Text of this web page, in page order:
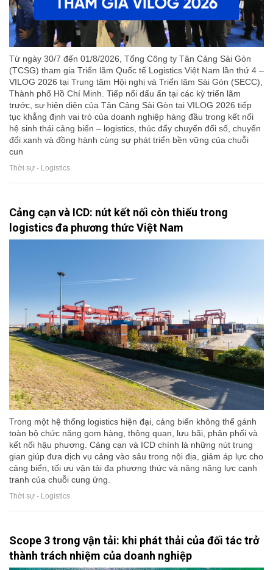
Từ ngày 30/7 đến 01/8/2026, Tổng Công ty Tân Cảng Sài Gòn
(TCSG) tham gia Triển lãm Quốc tế Logistics Việt Nam lần thứ 4 –
VILOG 2026 tại Trung tâm Hội nghị và Triển lãm Sài Gòn (SECC),
Thành phố Hồ Chí Minh. Tiếp nối dấu ấn tại các kỳ triển lãm
trước, sự hiện diện của Tân Cảng Sài Gòn tại VILOG 2026 tiếp
tục khẳng định vai trò của doanh nghiệp hàng đầu trong kết nối
hệ sinh thái cảng biển – logistics, thúc đẩy chuyển đổi số, chuyển
đổi xanh và đồng hành cùng sự phát triển bền vững của chuỗi
cun
Thời sự - Logistics
Cảng cạn và ICD: nút kết nối còn thiếu trong
logistics đa phương thức Việt Nam
Trong một hệ thống logistics hiện đại, cảng biển không thể gánh
toàn bộ chức năng gom hàng, thông quan, lưu bãi, phân phối và
kết nối hậu phương. Cảng cạn và ICD chính là những nút trung
gian giúp đưa dịch vụ cảng vào sâu trong nội địa, giảm áp lực cho
cảng biển, tối ưu vận tải đa phương thức và nâng năng lực cạnh
tranh của chuỗi cung ứng.
Thời sự - Logistics
Scope 3 trong vận tải: khi phát thải của đối tác trở
thành trách nhiệm của doanh nghiệp